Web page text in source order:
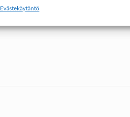
Evästekäytäntö